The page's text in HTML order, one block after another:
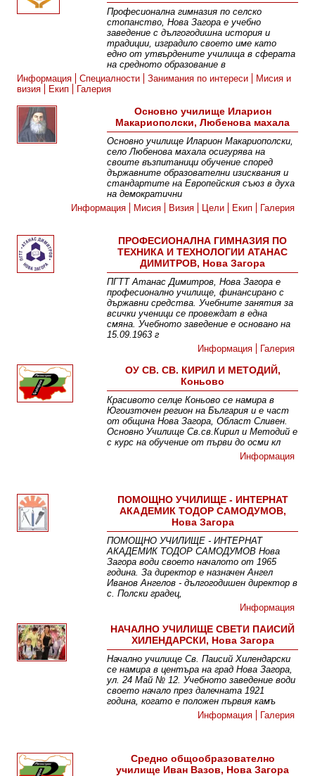
Професионална гимназия по селско
стопанство, Нова Загора е учебно
заведение с дългогодишна история и
традиции, изградило своето име като
едно от утвърдените училища в сферата
на средното образование в
Информация
Специалности Занимания по интереси
Мисия и
визия
Екип Галерия
Основно училище Иларион
Макариополски, Любенова махала
Основно училище Иларион Макариополски,
село Любенова махала осигурява на
своите възпитаници обучение според
държавните образователни изисквания и
стандартите на Европейския съюз в духа
на демократични
Информация
Мисия Визия Цели Екип Галерия
ПРОФЕСИОНАЛНА ГИМНАЗИЯ ПО
ТЕХНИКА И ТЕХНОЛОГИИ АТАНАС
ДИМИТРОВ, Нова Загора
ПГТТ Атанас Димитров, Нова Загора е
професионално училище, финансирано с
държавни средства. Учебните занятия за
всички ученици се провеждат в една
смяна. Учебното заведение е основано на
15.09.1963 г
Информация
Галерия
ОУ СВ. СВ. КИРИЛ И МЕТОДИЙ,
Коньово
Красивото селце Коньово се намира в
Югоизточен регион на България и е част
от община Нова Загора, Област Сливен.
Основно Училище Св.св.Кирил и Методий е
с курс на обучение от първи до осми кл
Информация
ПОМОЩНО УЧИЛИЩЕ - ИНТЕРНАТ
АКАДЕМИК ТОДОР САМОДУМОВ,
Нова Загора
ПОМОЩНО УЧИЛИЩЕ - ИНТЕРНАТ
АКАДЕМИК ТОДОР САМОДУМОВ Нова
Загора води своето началото от 1965
година. За директор е назначен Ангел
Иванов Ангелов - дългогодишен директор в
с. Полски градец,
Информация
НАЧАЛНО УЧИЛИЩЕ СВЕТИ ПАИСИЙ
ХИЛЕНДАРСКИ, Нова Загора
Начално училище Св. Паисий Хилендарски
се намира в центъра на град Нова Загора,
ул. 24 Май № 12. Учебното заведение води
своето начало през далечната 1921
година, когато е положен първия камъ
Информация
Галерия
Средно общообразователно
училище Иван Вазов, Нова Загора